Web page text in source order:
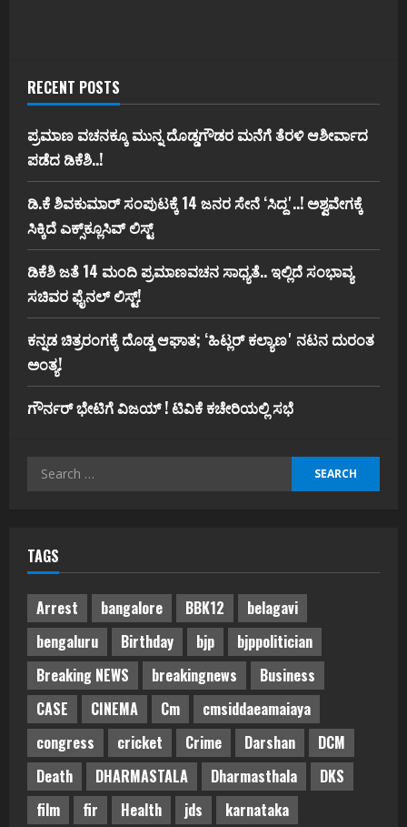
RECENT POSTS
ಪ್ರಮಾಣ ವಚನಕ್ಕೂ ಮುನ್ನ ದೊಡ್ಡಗೌಡರ ಮನೆಗೆ ತೆರಳಿ ಆಶೀರ್ವಾದ
ಪಡೆದ ಡಿಕೆಶಿ..!
ಡಿ.ಕೆ ಶಿವಕುಮಾರ್‌ ಸಂಪುಟಕ್ಕೆ 14 ಜನರ ಸೇನೆ ʻಸಿದ್ದʼ..! ಅಶ್ವವೇಗಕ್ಕೆ
ಸಿಕ್ಕಿದೆ ಎಕ್ಸ್‌ಕ್ಲೂಸಿವ್‌ ಲಿಸ್ಟ್‌
ಡಿಕೆಶಿ ಜತೆ 14 ಮಂದಿ ಪ್ರಮಾಣವಚನ ಸಾಧ್ಯತೆ.. ಇಲ್ಲಿದೆ ಸಂಭಾವ್ಯ
ಸಚಿವರ ಫೈನಲ್ ಲಿಸ್ಟ್‌!
ಕನ್ನಡ ಚಿತ್ರರಂಗಕ್ಕೆ ದೊಡ್ಡ ಆಘಾತ; ʻಹಿಟ್ಲರ್ ಕಲ್ಯಾಣʼ ನಟನ ದುರಂತ
ಅಂತ್ಯ!
ಗೌರ್ನರ್‌ ಭೇಟಿಗೆ ವಿಜಯ್‌ ! ಟಿವಿಕೆ ಕಚೇರಿಯಲ್ಲಿ ಸಭೆ
Search
TAGS
Arrest bangalore BBK12
belagavi
bengaluru
Birthday bjp
bjppolitician
Breaking NEWS
breakingnews
Business
CASE
CINEMA Cm
cmsiddaeamaiaya
congress
cricket Crime Darshan
DCM
Death
DHARMASTALA Dharmasthala
DKS
film
fir Health jds karnataka